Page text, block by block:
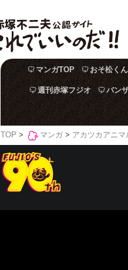
マンガTOP おそ松くん
週刊赤塚フジオ バン
TOP > マンガ > アカツカアニマ